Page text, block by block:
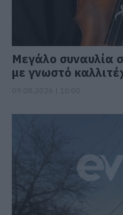
Μεγάλο συναυλία
με γνωστό